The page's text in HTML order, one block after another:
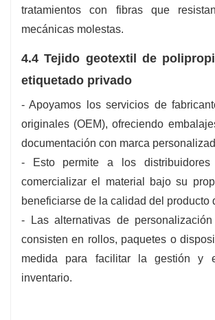
tratamientos con fibras que
mecánicas molestas.
4.4 Tejido geotextil de
etiquetado privado
- Apoyamos los servicios de
originales (OEM), ofreciendo
documentación con marca
- Esto permite a los distribuidores
comercializar el material bajo su
beneficiarse de la calidad del producto
- Las alternativas de
consisten en rollos, paquetes o
medida para facilitar la gestión y
inventario.